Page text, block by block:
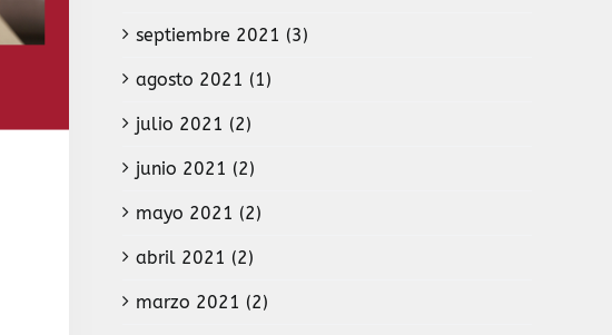
septiembre 2021 (3)
agosto 2021 (1)
julio 2021 (2)
junio 2021 (2)
mayo 2021 (2)
abril 2021 (2)
marzo 2021 (2)